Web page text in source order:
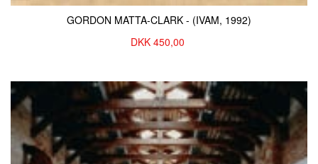
GORDON MATTA-CLARK - (IVAM, 1992)
DKK 450,00